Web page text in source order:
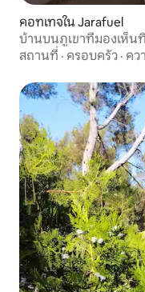
คอทเทจใน Jarafuel
บ้านบนภูเขาที่มองเห็น
สถานที่ · ครอบครัว · คว